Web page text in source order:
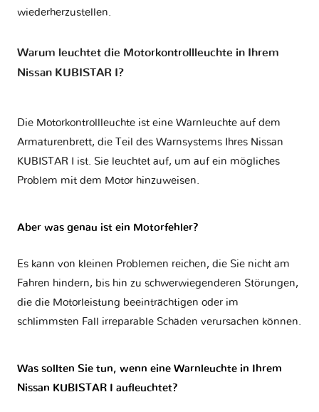
wiederherzustellen.
Warum leuchtet die Motorkontrollleuchte in Ihrem
Nissan KUBISTAR I?
Die Motorkontrollleuchte ist eine Warnleuchte auf dem
Armaturenbrett, die Teil des Warnsystems Ihres Nissan
KUBISTAR I ist. Sie leuchtet auf, um auf ein mögliches
Problem mit dem Motor hinzuweisen.
Aber was genau ist ein Motorfehler?
Es kann von kleinen Problemen reichen, die Sie nicht am
Fahren hindern, bis hin zu schwerwiegenderen Störungen,
die die Motorleistung beeinträchtigen oder im
schlimmsten Fall irreparable Schäden verursachen können.
Was sollten Sie tun, wenn eine Warnleuchte in Ihrem
Nissan KUBISTAR I aufleuchtet?